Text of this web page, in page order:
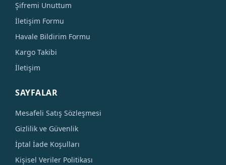
Şifremi Unuttum
İletişim Formu
Havale Bildirim Formu
Kargo Takibi
İletişim
SAYFALAR
Mesafeli Satış Sözleşmesi
Gizlilik ve Güvenlik
İptal İade Koşulları
Kişisel Veriler Politikası